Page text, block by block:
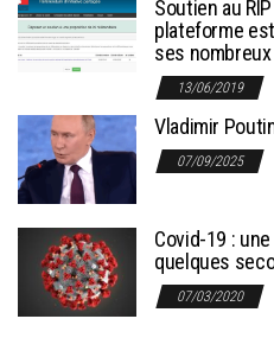
Soutien au
plateforme
ses
13/06/2019
Vladimir
07/09/2025
Covid-19 :
quelques
07/03/2020